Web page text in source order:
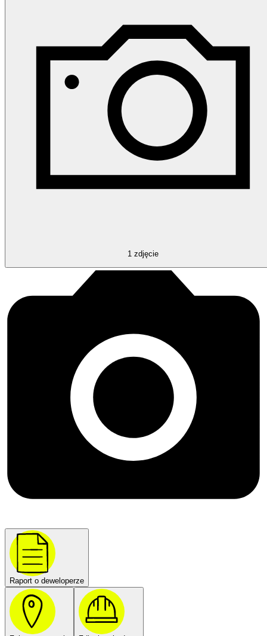
1 zdjęcie
Raport o deweloperze